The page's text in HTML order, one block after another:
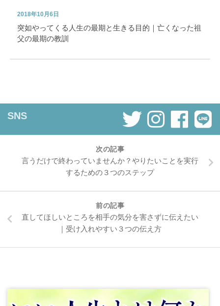
2018年10月6日
突如やってくる人生の最期と生きる目的｜亡くなった祖
父の最期の教訓
SNS
次の記事
言うだけで終わっていませんか？やりたいことを実行
するための３つのステップ
前の記事
直してほしいところを相手の気分を害さずに伝えたい
｜受け入れやすい３つの伝え方